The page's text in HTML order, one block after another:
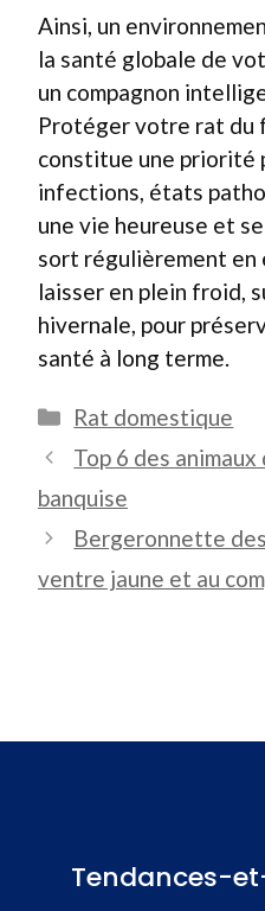
Ainsi, un
la santé globale de
un compagnon
Protéger votre rat du
constitue une priorité
infections, états
une vie heureuse et
sort régulièrement
laisser en plein froid,
hivernale, pour
santé à long terme.
Catégories
Rat domestique
Top 6 des
banquise
Bergeronnette
ventre jaune et au
Tendances-